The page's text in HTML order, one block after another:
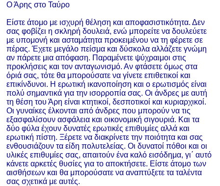
Ο Άρης στο Ταύρο
Είστε άτομο με ισχυρή θέληση και αποφασιστικότητα. Δεν
σας φοβίζει η σκληρή δουλειά, ενώ μπορείτε να δουλεύετε
με υπομονή και ασταμάτητα προκειμένου να τη φέρετε σε
πέρας. Έχετε μεγάλο πείσμα και δύσκολα αλλάζετε γνώμη
αν πάρετε μια απόφαση. Παραμένετε ψύχραιμοι στις
προκλήσεις και τον ανταγωνισμό. Αν φτάσετε όμως στα
όριά σας, τότε θα μπορούσατε να γίνετε επιθετικοί και
επικίνδυνοι. Η ερωτική ικανοποίηση και ο ερωτισμός είναι
πολύ σημαντικά για την ισορροπία σας. Οι άνδρες με αυτή
τη θέση του Άρη είναι κτητικοί, δεσποτικοί και κυριαρχικοί.
Οι γυναίκες έλκονται από άνδρες που μπορούν να τις
εξασφαλίσουν ασφάλεια και οικονομική σιγουριά. Και τα
δύο φύλα έχουν δυνατές ερωτικές επιθυμίες αλλά και
ερωτική πίστη. Ξέρετε να διακρίνετε την ποιότητα και σας
ενθουσιάζουν τα είδη πολυτελείας. Οι δυνατοί πόθοι και οι
υλικές επιθυμίες σας, απαιτούν ένα καλό εισόδημα, γι΄ αυτό
κάνετε αρκετές θυσίες για το αποκτήσετε. Είστε άτομο των
αισθήσεων και θα μπορούσατε να αναπτύξετε τα ταλέντα
σας σχετικά με αυτές.